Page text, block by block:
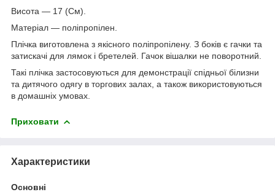
Висота — 17 (См).
Матеріал — поліпропілен.
Плічка виготовлена з якісного поліпропілену. З боків є гачки та
затискачі для лямок і бретелей. Гачок вішалки не поворотний.
Такі плічка застосовуються для демонстрації спідньої білизни
та дитячого одягу в торгових залах, а також використовуються
в домашніх умовах.
Приховати
Характеристики
Основні